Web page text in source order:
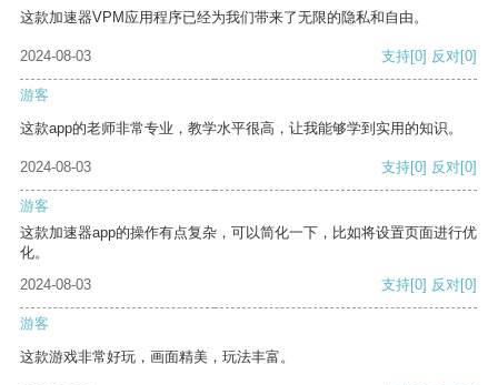
这款加速器VPM应用程序已经为我们带来了无限的隐私和自由。
2024-08-03 支持[0] 反对[0]
游客
这款app的老师非常专业，教学水平很高，让我能够学到实用的知识。
2024-08-03 支持[0] 反对[0]
游客
这款加速器app的操作有点复杂，可以简化一下，比如将设置页面进行优
化。
2024-08-03
支持[0] 反对[0]
游客
这款游戏非常好玩，画面精美，玩法丰富。